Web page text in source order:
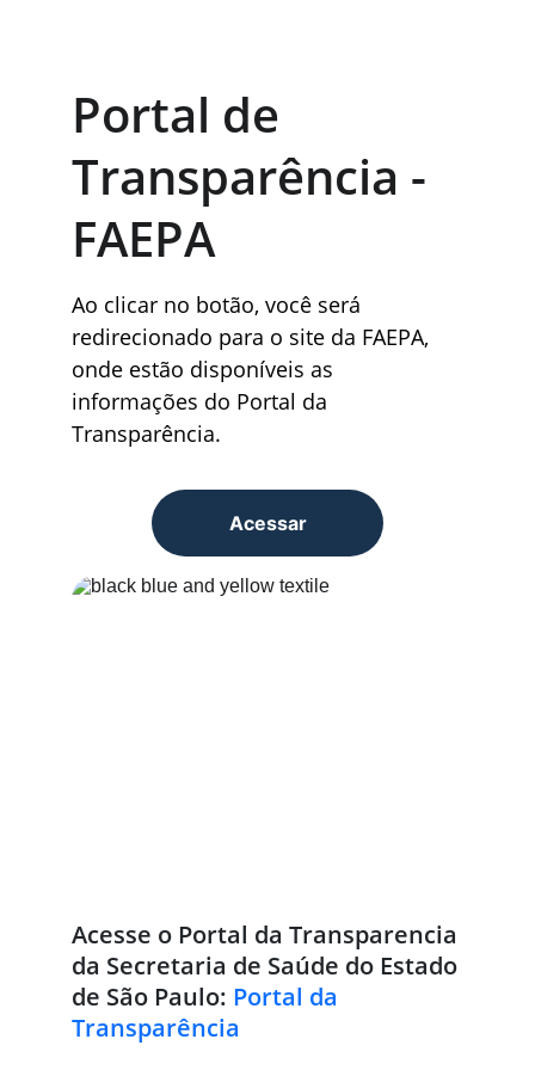
Portal de
Transparência -
FAEPA
Ao clicar no botão, você será
redirecionado para o site da FAEPA,
onde estão disponíveis as
informações do Portal da
Transparência.
Acessar
Acesse o Portal da Transparencia
da Secretaria de Saúde do Estado
de São Paulo: Portal da
Transparência